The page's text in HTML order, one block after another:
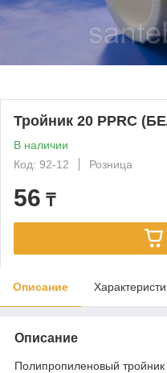
Тройник 20 PPRC
В наличии
Код: 92-12
Розница
56 ₸
Описание
Описание
Полипропиленовый